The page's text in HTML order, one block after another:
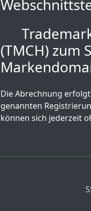
(TMCH) zum
Die Abrechnung
genannten
können sich jederzeit